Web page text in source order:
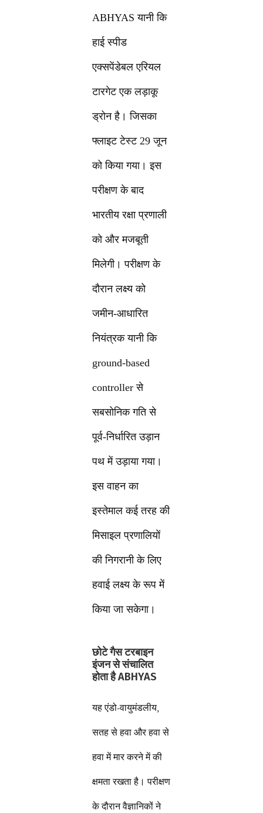
ABHYAS यानी कि
हाई स्पीड
एक्सपेंडेबल एरियल
टारगेट एक लड़ाकू
ड्रोन है। जिसका
फ्लाइट टेस्ट 29 जून
को किया गया। इस
परीक्षण के बाद
भारतीय रक्षा प्रणाली
को और मजबूती
मिलेगी। परीक्षण के
दौरान लक्ष्य को
जमीन-आधारित
नियंत्रक यानी कि
ground-based
controller से
सबसोनिक गति से
पूर्व-निर्धारित उड़ान
पथ में उड़ाया गया।
इस वाहन का
इस्तेमाल कई तरह की
मिसाइल प्रणालियों
की निगरानी के लिए
हवाई लक्ष्य के रूप में
किया जा सकेगा।
छोटे गैस टरबाइन
इंजन से संचालित
होता है ABHYAS
यह एंडो-वायुमंडलीय,
सतह से हवा और हवा से
हवा में मार करने में की
क्षमता रखता है। परीक्षण
के दौरान वैज्ञानिकों ने